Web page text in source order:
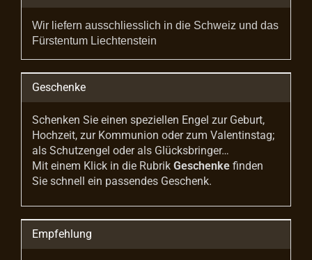
Wir liefern ausschliesslich in die Schweiz und das
Fürstentum Liechtenstein
Geschenke
Schenken Sie einen speziellen Engel zur Geburt,
Hochzeit, zur Kommunion oder zum Valentinstag;
als Schutzengel oder als Glücksbringer…
Mit einem Klick in die Rubrik Geschenke finden
Sie schnell ein passendes Geschenk.
Empfehlung